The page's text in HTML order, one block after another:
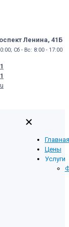
Ленина, 41Б
Сб - Вс: 8:00 - 17:00
✕
Главная
Цены
Услуги